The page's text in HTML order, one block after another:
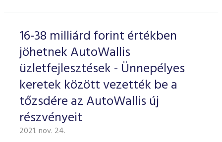
16-38 milliárd forint értékben
jöhetnek AutoWallis
üzletfejlesztések - Ünnepélyes
keretek között vezették be a
tőzsdére az AutoWallis új
részvényeit
2021. nov. 24.